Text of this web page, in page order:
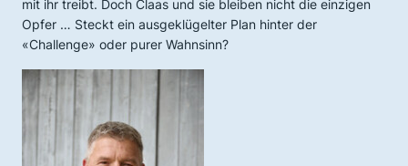
mit ihr treibt. Doch Claas und sie bleiben nicht die einzigen
Opfer … Steckt ein ausgeklügelter Plan hinter der
«Challenge» oder purer Wahnsinn?